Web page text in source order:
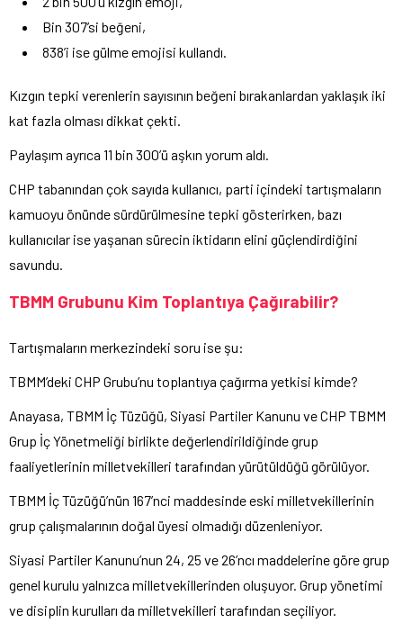
Bin 307’si beğeni,
838’i ise gülme emojisi kullandı.
Kızgın tepki verenlerin sayısının beğeni bırakanlardan yaklaşık iki
kat fazla olması dikkat çekti.
Paylaşım ayrıca 11 bin 300’ü aşkın yorum aldı.
CHP tabanından çok sayıda kullanıcı, parti içindeki tartışmaların
kamuoyu önünde sürdürülmesine tepki gösterirken, bazı
kullanıcılar ise yaşanan sürecin iktidarın elini güçlendirdiğini
savundu.
TBMM Grubunu Kim Toplantıya Çağırabilir?
Tartışmaların merkezindeki soru ise şu:
TBMM’deki CHP Grubu’nu toplantıya çağırma yetkisi kimde?
Anayasa, TBMM İç Tüzüğü, Siyasi Partiler Kanunu ve CHP TBMM
Grup İç Yönetmeliği birlikte değerlendirildiğinde grup
faaliyetlerinin milletvekilleri tarafından yürütüldüğü görülüyor.
TBMM İç Tüzüğü’nün 167’nci maddesinde eski milletvekillerinin
grup çalışmalarının doğal üyesi olmadığı düzenleniyor.
Siyasi Partiler Kanunu’nun 24, 25 ve 26’ncı maddelerine göre grup
genel kurulu yalnızca milletvekillerinden oluşuyor. Grup yönetimi
ve disiplin kurulları da milletvekilleri tarafından seçiliyor.